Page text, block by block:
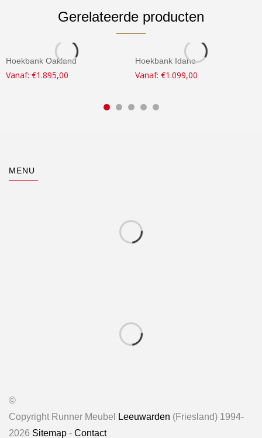
Gerelateerde producten
Hoekbank Oakland
Vanaf: €1.895,00
Hoekbank Idaho
Vanaf: €1.099,00
MENU
©
Copyright Runner Meubel
Leeuwarden (Friesland) 1994-
2026 Sitemap - Contact